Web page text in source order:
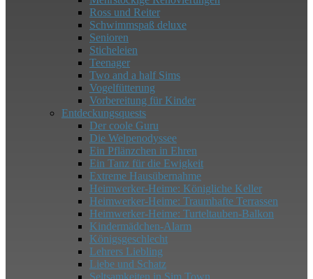
Ross und Reiter
Schwimmspaß deluxe
Senioren
Sticheleien
Teenager
Two and a half Sims
Vogelfütterung
Vorbereitung für Kinder
Entdeckungsquests
Der coole Guru
Die Welpenodyssee
Ein Pflänzchen in Ehren
Ein Tanz für die Ewigkeit
Extreme Hausübernahme
Heimwerker-​​Heime: Königliche Keller
Heimwerker-​​Heime: Traumhafte Terrassen
Heimwerker-​​Heime: Turteltauben-Balkon
Kindermädchen-​​Alarm
Königsgeschlecht
Lehrers Liebling
Liebe und Schatz
Seltsamkeiten in Sim Town